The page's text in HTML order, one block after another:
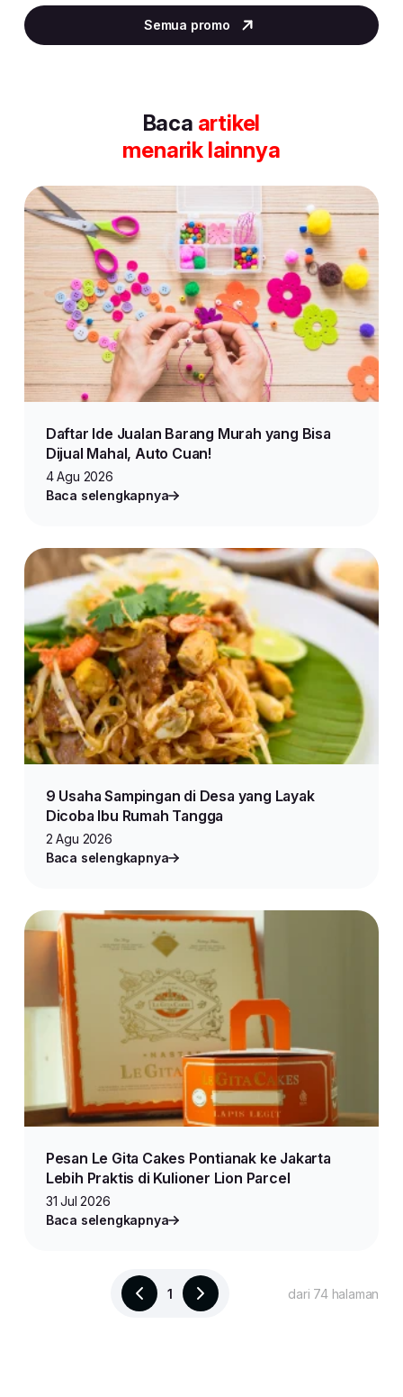
2
of
Semua promo
Baca artikel
menarik lainnya
Daftar Ide Jualan Barang Murah yang Bisa
Dijual Mahal, Auto Cuan!
4 Agu 2026
Baca selengkapnya
9 Usaha Sampingan di Desa yang Layak
Dicoba Ibu Rumah Tangga
2 Agu 2026
Baca selengkapnya
Pesan Le Gita Cakes Pontianak ke Jakarta
Lebih Praktis di Kulioner Lion Parcel
31 Jul 2026
Baca selengkapnya
1 dari 74 halaman